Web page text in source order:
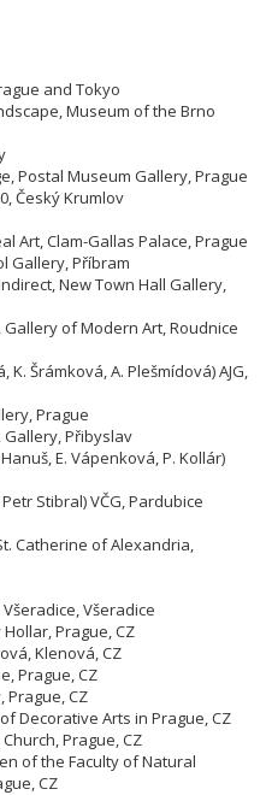
and Tokyo
Museum of the Brno
Postal Museum Gallery, Prague
Český Krumlov
Art, Clam-Gallas Palace, Prague
Gallery, Příbram
New Town Hall Gallery,
of Modern Art, Roudnice
Šrámková, A. Plešmídová) AJG,
Prague
Gallery, Přibyslav
E. Vápenková, P. Kollár)
Stibral) VČG, Pardubice
Catherine of Alexandria,
Všeradice
Prague, CZ
Klenová, CZ
Prague, CZ
Prague, CZ
Decorative Arts in Prague, CZ
Prague, CZ
of the Faculty of Natural
CZ